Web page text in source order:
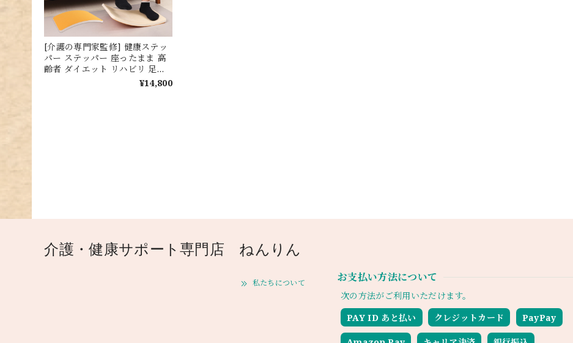
[介護の専門家監修] 健康ステッ
パー ステッパー 座ったまま 高
齢者 ダイエット リハビリ 足腰
プレゼント 実用的 ながら運動
耐荷重200kg 踏み台 フィットネ
¥14,800
介護・健康サポート専門店 ねんりん
私たちについて お支払い方法について
次の方法がご利用いただけます。
PAY ID あと払い
クレジットカード PayPay